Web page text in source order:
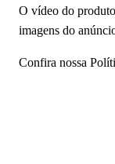
O vídeo do
imagens do
Confira nossa